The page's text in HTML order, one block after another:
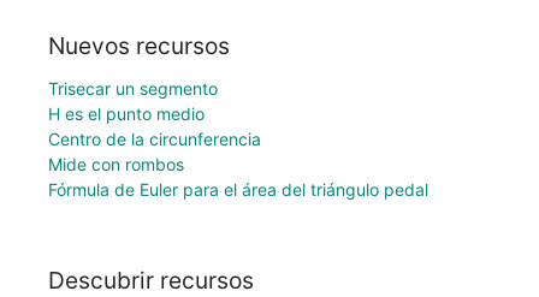
Nuevos recursos
Trisecar un segmento
H es el punto medio
Centro de la circunferencia
Mide con rombos
Fórmula de Euler para el área del triángulo pedal
Descubrir recursos